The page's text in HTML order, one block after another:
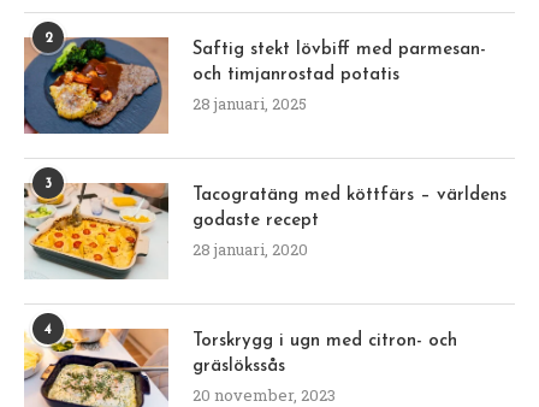
2
Saftig stekt lövbiff med parmesan-
och timjanrostad potatis
28 januari, 2025
3
Tacogratäng med köttfärs – världens
godaste recept
28 januari, 2020
4
Torskrygg i ugn med citron- och
gräslökssås
20 november, 2023